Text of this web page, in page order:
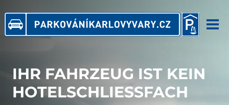
to
content
Preisliste
IHR FAHRZEUG IST KEIN
HOTELSCHLIESSFACH